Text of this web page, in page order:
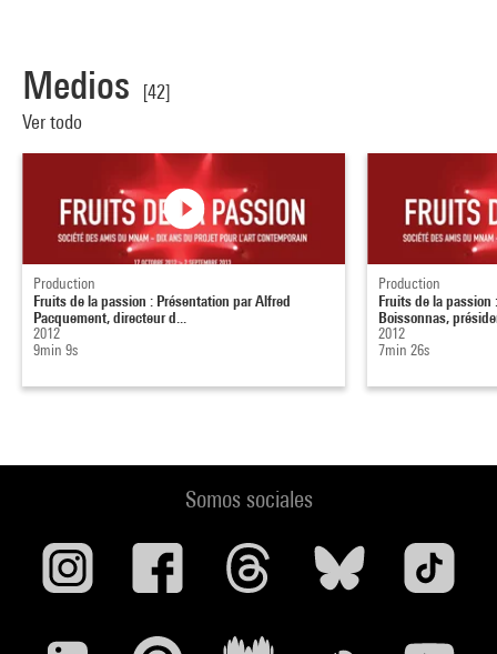
Medios
[42]
Ver todo
Production
Fruits de la passion : Présentation par Alfred
Pacquement, directeur d...
2012
9min 9s
Production
Fruits de la
Boissonnas,
2012
7min 26s
Somos sociales